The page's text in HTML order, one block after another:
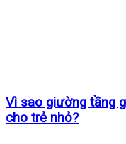
Vì sao giường tầng
cho trẻ nhỏ?